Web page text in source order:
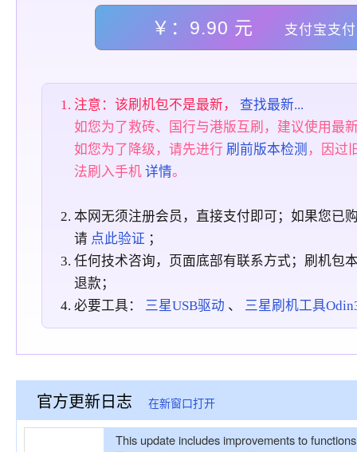
￥：9.90 元 支付宝支付
注意：该刷机包不是最新， 查找最新...
如您为了救砖、国行与港版互刷，建议使用最
如您为了降级，请先进行 刷前版本检测 ，因过
法刷入手机详情。
本网无须注册会员，直接支付即可；如果您已
请 点此验证 ；
任何技术咨询，页面底部有联系方式；刷机包
退款；
必要工具： 三星USB驱动 、 三星刷机工具
官方更新日志 在新窗口打开